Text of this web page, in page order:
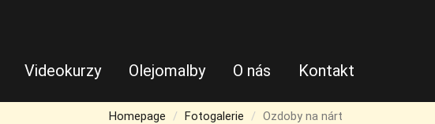
Videokurzy Olejomalby O nás Kontakt
Homepage Fotogalerie Ozdoby na nárt